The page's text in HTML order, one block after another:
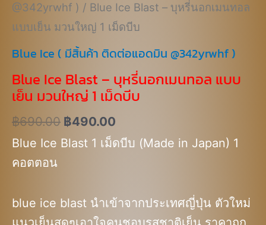
@342yrwhf ) / Blue Ice Blast – บุหรี่นอกเมนทอล
แบบเย็น มวนใหญ่ 1 เม็ดบีบ
Blue Ice ( มีสิ้นค้า ติดต่อแอดมิน @342yrwhf )
Blue Ice Blast – บุหรี่นอกเมนทอล แบบ
เย็น มวนใหญ่ 1 เม็ดบีบ
฿690.00 ฿490.00
Blue Ice Blast 1 เม็ดบีบ (Made in Japan) 1
คอตตอน
blue ice blast นำเข้าจากประเทศญี่ปุ่น ตัวใหม่